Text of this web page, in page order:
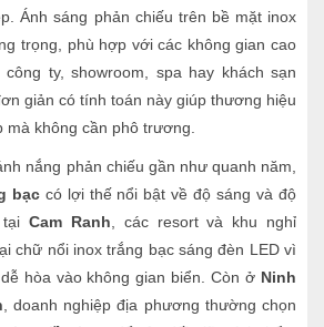
Ánh sáng phản chiếu trên bề mặt inox
trọng, phù hợp với các không gian cao
ty, showroom, spa hay khách sạn
giản có tính toán này giúp thương hiệu
mà không cần phô trương.
nắng phản chiếu gần như quanh năm,
bạccó lợi thế nổi bật về độ sáng và độ
tạiCam Ranh , các resort và khu nghỉ
chữ nổi inox trắng bạc sáng đèn LED vì
hòa vào không gian biển. Còn ở Ninh
, doanh nghiệp địa phương thường chọn